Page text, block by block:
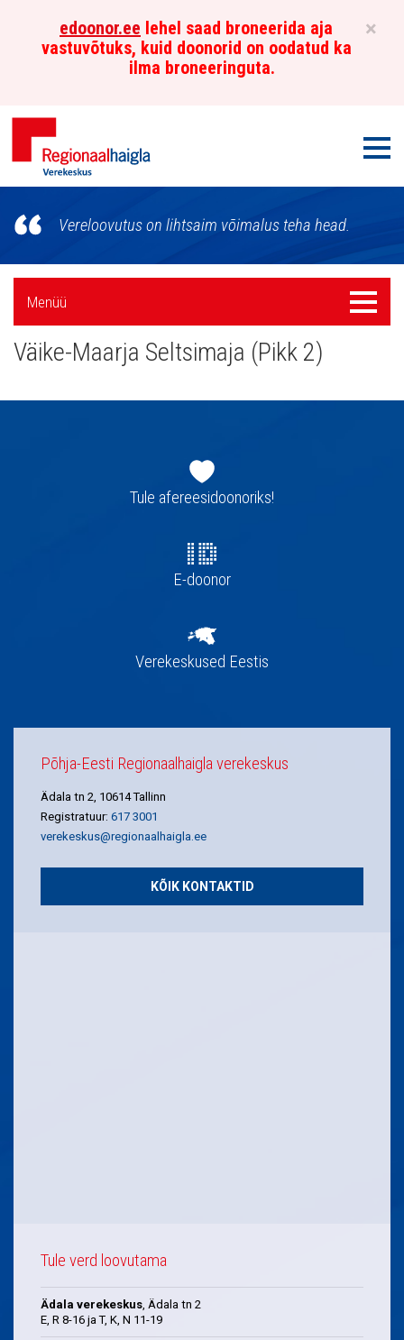
×
edoonor.ee lehel saad broneerida aja
vastuvõtuks, kuid doonorid on oodatud ka
ilma broneeringuta.
Põhja-
Eesti
Regionaalhaigla
Verekeskus
Vereloovutus on lihtsaim võimalus teha head.
Külgpaani
navigatsioon
Menüü
Menüü
Väike-Maarja Seltsimaja (Pikk 2)
navigatsioonTule afereesidoonoriks!
E-doonor
Verekeskused Eestis
Põhja-Eesti Regionaalhaigla verekeskus
Ädala tn 2, 10614 Tallinn
Registratuur: 617 3001
verekeskus@regionaalhaigla.ee
KÕIK KONTAKTID
Tule verd loovutama
Ädala verekeskus, Ädala tn 2
E, R 8-16 ja T, K, N 11-19